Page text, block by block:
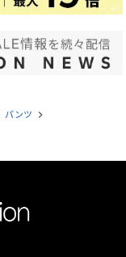
パンツ navigate_next